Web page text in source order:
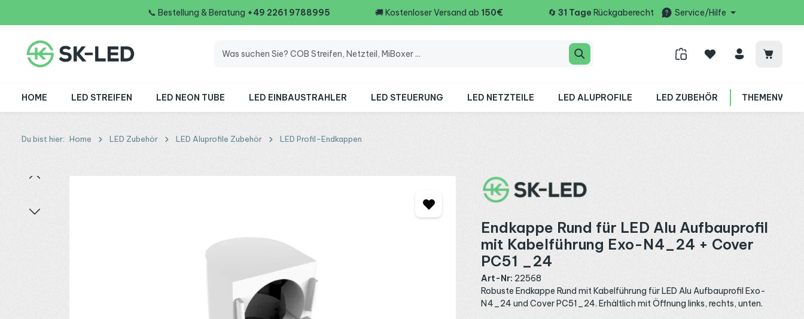
📞 Bestellung & Beratung +49 2261 9788995 🚚 Kostenloser Versand ab 150€ 🔄 31 Tage Rückgaberecht Service/Hilfe
HOME LED STREIFEN LED NEON TUBE LED EINBAUSTRAHLER LED STEUERUNG LED NETZTEILE LED ALUPROFILE LED ZUBEHÖR
Du bist hier: Home LED Zubehör LED Aluprofile Zubehör LED Profil-Endkappen
Bildergalerie überspringen
Endkappe Rund für LED Alu Aufbauprofil
mit Kabelführung Exo-N4_24 + Cover
PC51 _24
Art-Nr: 22568
Robuste Endkappe Rund mit Kabelführung für LED Alu Aufbauprofil Exo-
N4_24 und Cover PC51_24. Erhältlich mit Öffnung links, rechts, unten.